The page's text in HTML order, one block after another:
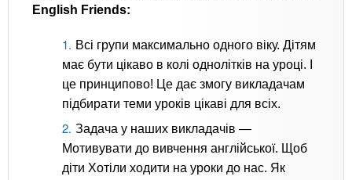
English Friends:
Всі групи максимально одного віку. Дітям
має бути цікаво в колі однолітків на уроці. І
це принципово! Це дає змогу викладачам
підбирати теми уроків цікаві для всіх.
Задача у наших викладачів —
Мотивувати до вивчення англійської. Щоб
діти Хотіли ходити на уроки до нас. Як